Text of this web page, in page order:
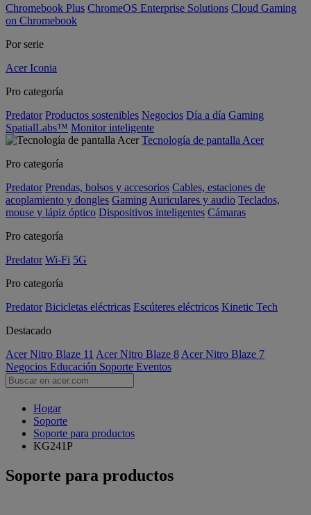
Chromebook Plus ChromeOS Enterprise Solutions Cloud Gaming
on Chromebook
Por serie
Acer Iconia
Pro categoría
Predator Productos sostenibles Negocios Día a día Gaming
SpatialLabs™ Monitor inteligente
Tecnología de pantalla Acer
Pro categoría
Predator Prendas, bolsos y accesorios Cables, estaciones de
acoplamiento y dongles Gaming Auriculares y audio Teclados,
mouse y lápiz óptico Dispositivos inteligentes Cámaras
Pro categoría
Predator Wi-Fi 5G
Pro categoría
Predator Bicicletas eléctricas Escúteres eléctricos Kinetic Tech
Destacado
Acer Nitro Blaze 11 Acer Nitro Blaze 8 Acer Nitro Blaze 7
Negocios Educación Soporte Eventos
Hogar
Soporte
Soporte para productos
KG241P
Soporte para productos